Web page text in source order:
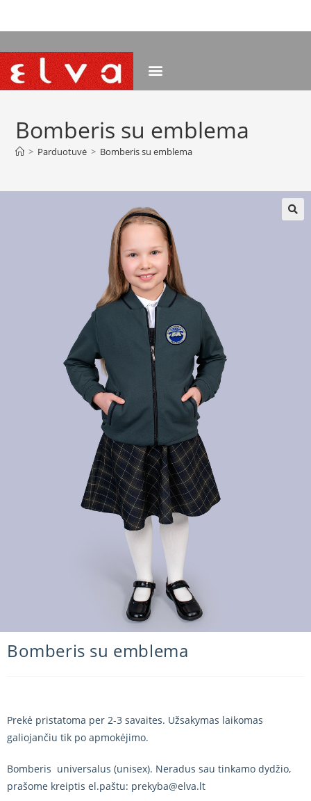
Bomberis su emblema
> Parduotuvė > Bomberis su emblema
Bomberis su emblema
Prekė pristatoma per 2-3 savaites. Užsakymas laikomas
galiojančiu tik po apmokėjimo.
Bomberis universalus (unisex). Neradus sau tinkamo dydžio,
prašome kreiptis el.paštu: prekyba@elva.lt